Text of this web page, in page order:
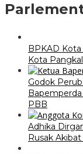
BPKAD
Kota
Godok
PBB
Adhika
Rusak